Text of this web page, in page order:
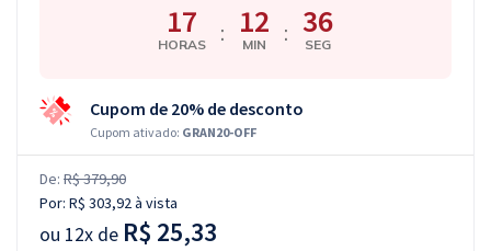
17
HORAS : 12
MIN : 36
SEG
Cupom de 20% de desconto
Cupom ativado: GRAN20-OFF
De: R$ 379,90
Por: R$ 303,92à vista
ou 12x de R$ 25,33